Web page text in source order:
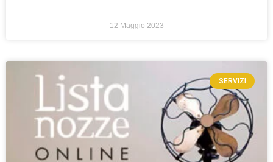
12 Maggio 2023
SERVIZI